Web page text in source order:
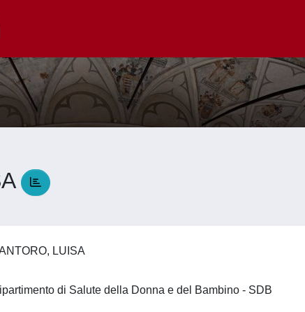
LUISA
di Salute della Donna e del Bambino - SDB